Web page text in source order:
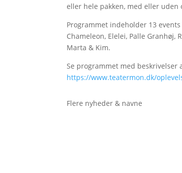
eller hele pakken, med eller uden
Programmet indeholder 13
Chameleon, Elelei, Palle Granhøj,
Marta & Kim.
Se programmet med
https://www.teatermon.dk/
Flere nyheder & navne